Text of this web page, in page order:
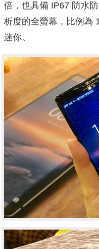
倍，也具備 IP67 防水
析度的全螢幕，比例為
迷你。